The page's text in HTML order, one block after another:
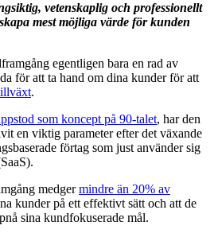
vetenskaplig och professionellt
mest möjliga värde för kunden
egentligen bara en rad av
för att ta hand om dina kunder för att
.
som koncept på 90-talet, har den
en viktig parameter efter det växande
förtag som just använder sig
medgermindre än 20% av
kunder på ett effektivt sätt och att de
sina kundfokuserade mål.